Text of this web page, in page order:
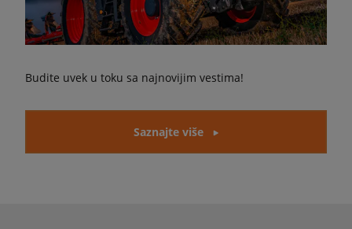
Budite uvek u toku sa najnovijim vestima!
Saznajte više